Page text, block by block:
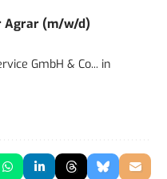
Agrar (m/w/d)
GmbH & Co... in